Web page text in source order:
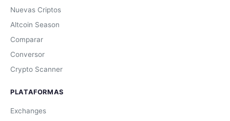
Nuevas Criptos
Altcoin Season
Comparar
Conversor
Crypto Scanner
PLATAFORMAS
Exchanges